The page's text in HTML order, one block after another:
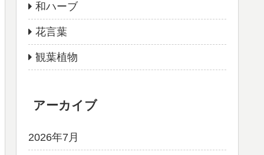
和ハーブ
花言葉
観葉植物
アーカイブ
2026年7月